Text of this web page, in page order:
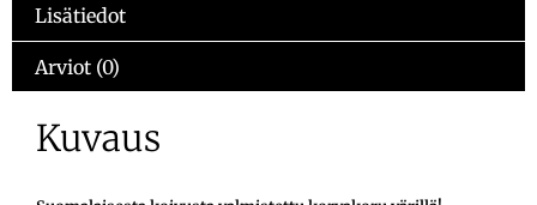
Lisätiedot
Arviot (0)
Kuvaus